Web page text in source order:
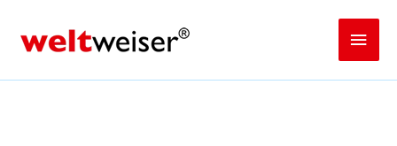
springen